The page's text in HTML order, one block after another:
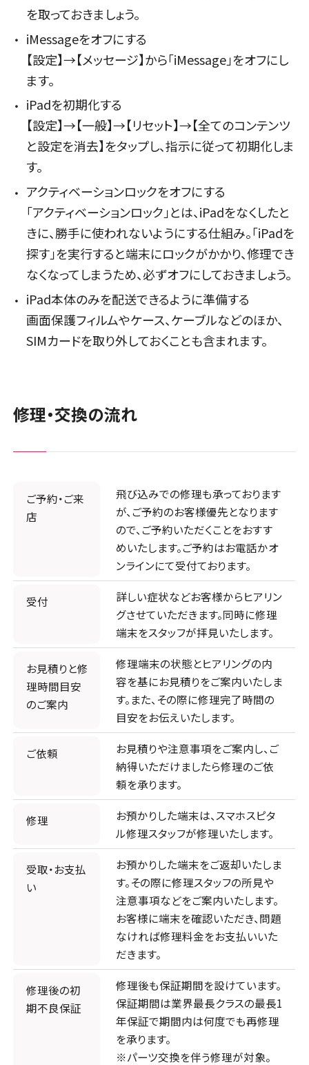
を取っておきましょう。
iMessageをオフにする
【設定】→【メッセージ】から「iMessage」をオフにし
ます。
iPadを初期化する
【設定】→【一般】→【リセット】→【全てのコンテンツ
と設定を消去】をタップし、指示に従って初期化しま
す。
アクティベーションロックをオフにする
「アクティベーションロック」とは、iPadをなくしたと
きに、勝手に使われないようにする仕組み。「iPadを
探す」を実行すると端末にロックがかかり、修理でき
なくなってしまうため、必ずオフにしておきましょう。
iPad本体のみを配送できるように準備する
画面保護フィルムやケース、ケーブルなどのほか、
SIMカードを取り外しておくことも含まれます。
修理・交換の流れ
ご予約・ご来
店
飛び込みでの修理も承っております
が、ご予約のお客様優先となります
ので、ご予約いただくことをおすす
めいたします。ご予約はお電話かオ
ンラインにて受付ております。
受付
詳しい症状などお客様からヒアリン
グさせていただきます。同時に修理
端末をスタッフが拝見いたします。
お見積りと修
理時間目安
のご案内
修理端末の状態とヒアリングの内
容を基にお見積りをご案内いたしま
す。また、その際に修理完了時間の
目安をお伝えいたします。
ご依頼
お見積りや注意事項をご案内し、ご
納得いただけましたら修理のご依
頼を承ります。
修理
お預かりした端末は、スマホスピタ
ル修理スタッフが修理いたします。
受取・お支払
い
お預かりした端末をご返却いたしま
す。その際に修理スタッフの所見や
注意事項などをご案内いたします。
お客様に端末を確認いただき、問題
なければ修理料金をお支払いいた
だきます。
修理後の初
期不良保証
修理後も保証期間を設けています。
保証期間は業界最長クラスの最長1
年保証で期間内は何度でも再修理
を承ります。
※パーツ交換を伴う修理が対象。